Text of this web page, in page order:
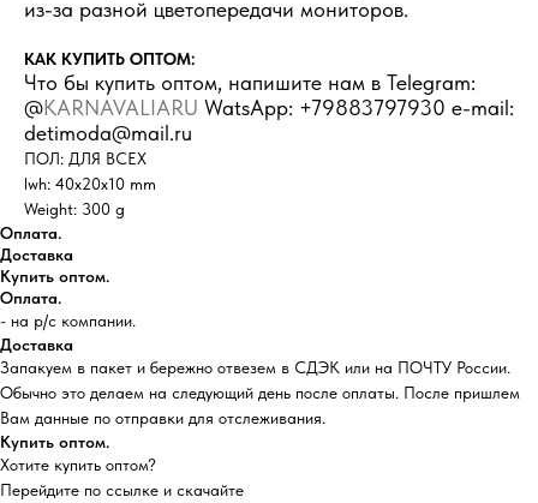
из-за разной цветопередачи мониторов.
КАК КУПИТЬ ОПТОМ:
Что бы купить оптом, напишите нам в Telegram:
@KARNAVALIARU WatsApp: +79883797930 e-mail:
detimoda@mail.ru
ПОЛ: ДЛЯ ВСЕХ
lwh: 40x20x10 mm
Weight: 300 g
Оплата.
Доставка
Купить оптом.
Оплата.
- на р/с компании.
Доставка
Запакуем в пакет и бережно отвезем в СДЭК или на ПОЧТУ России.
Обычно это делаем на следующий день после оплаты. После пришлем
Вам данные по отправки для отслеживания.
Купить оптом.
Хотите купить оптом?
Перейдите по ссылке и скачайте